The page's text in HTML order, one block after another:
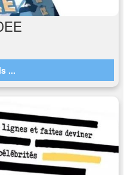
...